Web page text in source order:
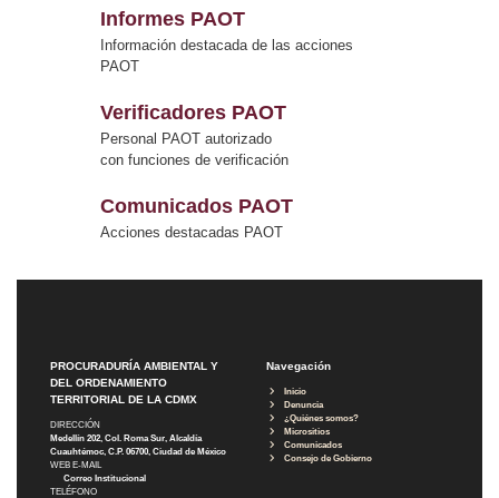
Informes PAOT
Información destacada de las acciones
PAOT
Verificadores PAOT
Personal PAOT autorizado
con funciones de verificación
Comunicados PAOT
Acciones destacadas PAOT
PROCURADURÍA AMBIENTAL Y
DEL ORDENAMIENTO
TERRITORIAL DE LA CDMX
DIRECCIÓN
Medellín 202, Col. Roma Sur, Alcaldía
Cuauhtémoc, C.P. 06700, Ciudad de México
WEB E-MAIL
Correo Institucional
TELÉFONO
Navegación
Inicio
Denuncia
¿Quiénes somos?
Micrositios
Comunicados
Consejo de Gobierno